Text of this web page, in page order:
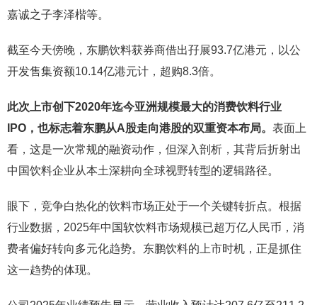
嘉诚之子李泽楷等。
截至今天傍晚，东鹏饮料获券商借出孖展93.7亿港元，以公
开发售集资额10.14亿港元计，超购8.3倍。
此次上市创下2020年迄今亚洲规模最大的消费饮料行业
IPO，也标志着东鹏从A股走向港股的双重资本布局。 表面上
看，这是一次常规的融资动作，但深入剖析，其背后折射出
中国饮料企业从本土深耕向全球视野转型的逻辑路径。
眼下，竞争白热化的饮料市场正处于一个关键转折点。根据
行业数据，2025年中国软饮料市场规模已超万亿人民币，消
费者偏好转向多元化趋势。东鹏饮料的上市时机，正是抓住
这一趋势的体现。